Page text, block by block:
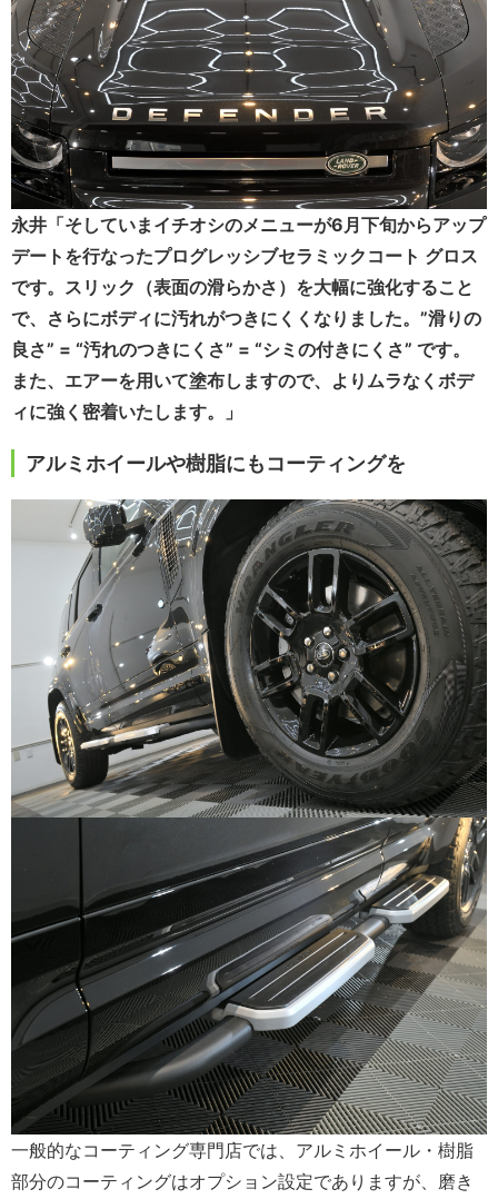
永井「そしていまイチオシのメニューが6月下旬からアップ
デートを行なったプログレッシブセラミックコート グロス
です。スリック（表面の滑らかさ）を大幅に強化すること
で、さらにボディに汚れがつきにくくなりました。”滑りの
良さ” = “汚れのつきにくさ” = “シミの付きにくさ” です。
また、エアーを用いて塗布しますので、よりムラなくボデ
ィに強く密着いたします。」
アルミホイールや樹脂にもコーティングを
一般的なコーティング専門店では、アルミホイール・樹脂
部分のコーティングはオプション設定でありますが、磨き